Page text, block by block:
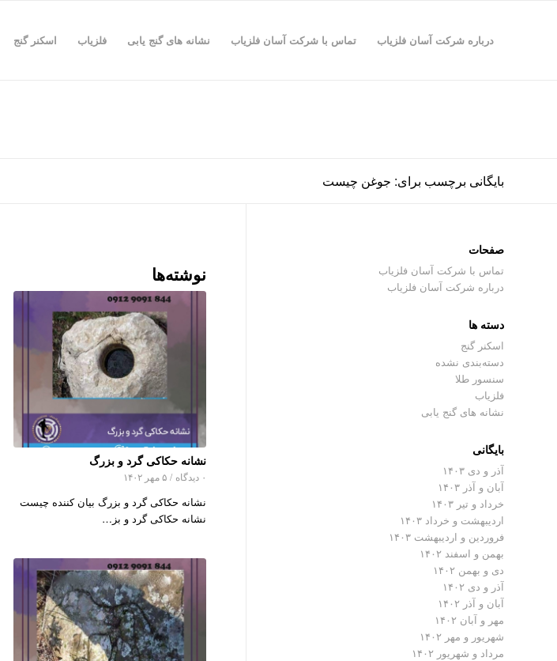
درباره شرکت آسان فلزیاب تماس با شرکت آسان فلزیاب نشانه های گنج یابی فلزیاب اسکنر گنج
بایگانی برچسب برای: جوغن چیست
نوشته‌ها
نشانه حکاکی گرد و بزرگ
۰ دیدگاه / ۵ مهر ۱۴۰۲
نشانه حکاکی گرد و بزرگ بیان کننده چیست
نشانه حکاکی گرد و بز…
صفحات
تماس با شرکت آسان فلزیاب
درباره شرکت آسان فلزیاب
دسته ها
اسکنر گنج
دسته‌بندی نشده
سنسور طلا
فلزیاب
نشانه های گنج یابی
بایگانی
آذر و دی ۱۴۰۳
آبان و آذر ۱۴۰۳
خرداد و تیر ۱۴۰۳
اردیبهشت و خرداد ۱۴۰۳
فروردین و اردیبهشت ۱۴۰۳
بهمن و اسفند ۱۴۰۲
دی و بهمن ۱۴۰۲
آذر و دی ۱۴۰۲
آبان و آذر ۱۴۰۲
مهر و آبان ۱۴۰۲
شهریور و مهر ۱۴۰۲
مرداد و شهریور ۱۴۰۲